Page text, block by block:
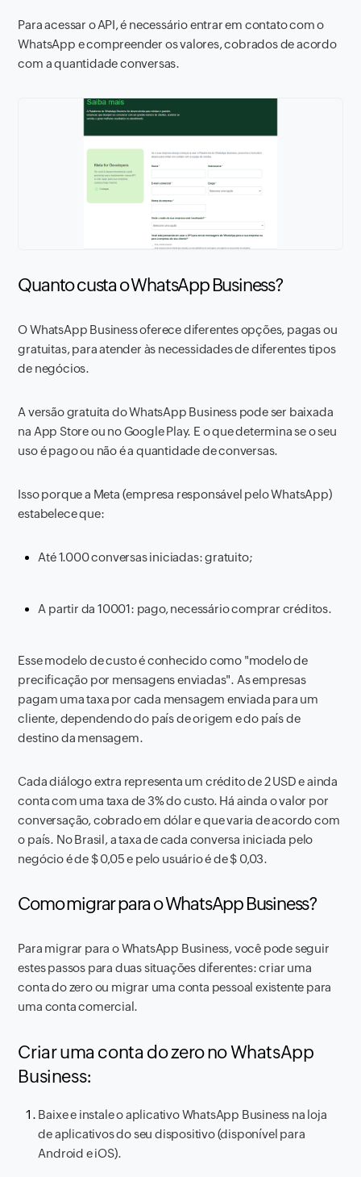
Para acessar o API, é necessário entrar em contato com o
WhatsApp e compreender os valores, cobrados de acordo
com a quantidade conversas.
Quanto custa o WhatsApp Business?
O WhatsApp Business oferece diferentes opções, pagas ou
gratuitas, para atender às necessidades de diferentes tipos
de negócios.
A versão gratuita do WhatsApp Business pode ser baixada
na App Store ou no Google Play. E o que determina se o seu
uso é pago ou não é a quantidade de conversas.
Isso porque a Meta (empresa responsável pelo WhatsApp)
estabelece que:
Até 1.000 conversas iniciadas: gratuito;
A partir da 10001: pago, necessário comprar créditos.
Esse modelo de custo é conhecido como "modelo de
precificação por mensagens enviadas". As empresas
pagam uma taxa por cada mensagem enviada para um
cliente, dependendo do país de origem e do país de
destino da mensagem.
Cada diálogo extra representa um crédito de 2 USD e ainda
conta com uma taxa de 3% do custo. Há ainda o valor por
conversação, cobrado em dólar e que varia de acordo com
o país. No Brasil, a taxa de cada conversa iniciada pelo
negócio é de $ 0,05 e pelo usuário é de $ 0,03.
Como migrar para o WhatsApp Business?
Para migrar para o WhatsApp Business, você pode seguir
estes passos para duas situações diferentes: criar uma
conta do zero ou migrar uma conta pessoal existente para
uma conta comercial.
Criar uma conta do zero no WhatsApp
Business:
Baixe e instale o aplicativo WhatsApp Business na loja
de aplicativos do seu dispositivo (disponível para
Android e iOS).